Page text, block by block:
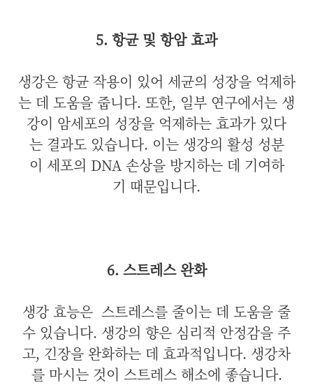
5. 항균 및 항암 효과
생강은 항균 작용이 있어 세균의 성장을 억제하
는 데 도움을 줍니다. 또한, 일부 연구에서는 생
강이 암세포의 성장을 억제하는 효과가 있다
는 결과도 있습니다. 이는 생강의 활성 성분
이 세포의 DNA 손상을 방지하는 데 기여하
기 때문입니다.
6. 스트레스 완화
생강 효능은 스트레스를 줄이는 데 도움을 줄
수 있습니다. 생강의 향은 심리적 안정감을 주
고, 긴장을 완화하는 데 효과적입니다. 생강차
를 마시는 것이 스트레스 해소에 좋습니다.